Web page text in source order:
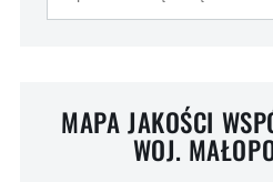
MAPA JAKOŚCI
WOJ.